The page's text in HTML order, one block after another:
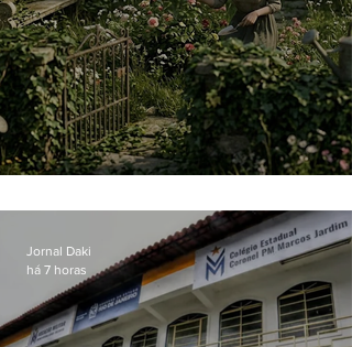
Jornal Daki
há 7 horas